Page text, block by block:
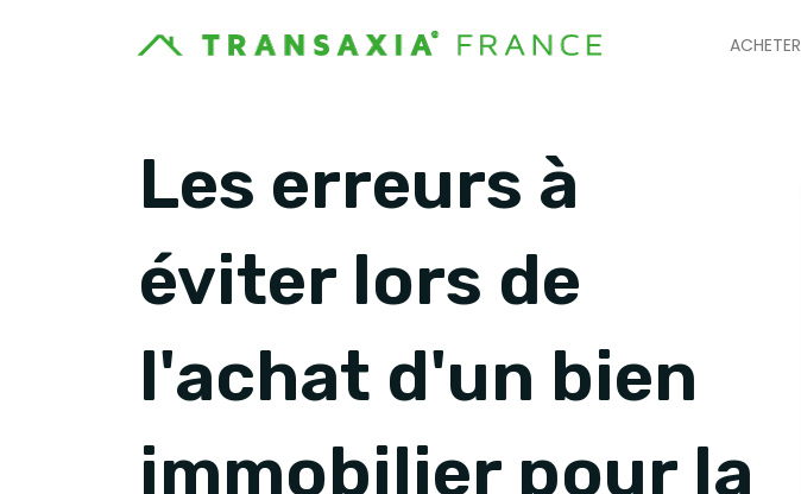
ACHETER
Les erreurs à
éviter lors de
l'achat d'un bien
immobilier pour la